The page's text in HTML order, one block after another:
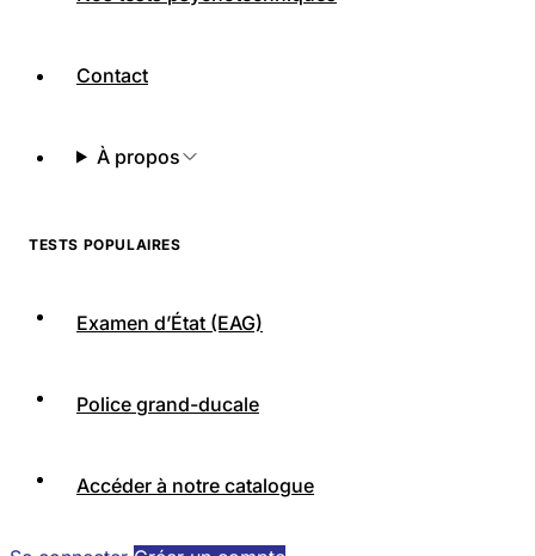
Contact
À propos
TESTS POPULAIRES
Examen d’État (EAG)
Police grand-ducale
Accéder à notre catalogue